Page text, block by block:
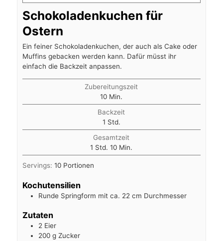
Schokoladenkuchen für
Ostern
Ein feiner Schokoladenkuchen, der auch als Cake oder
Muffins gebacken werden kann. Dafür müsst ihr
einfach die Backzeit anpassen.
Zubereitungszeit
10Minuten
Min.
Backzeit
1Stunde
Std.
Gesamtzeit
1 Stunde
Std. 10Minuten
Min.
Servings: 10 Portionen
Kochutensilien
Runde Springform mit ca. 22 cm Durchmesser
Zutaten
2 Eier
200 g Zucker